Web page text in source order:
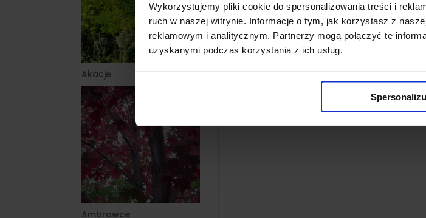
Wykorzystujemy pliki cookie do spersonalizowania treści i
ruch w naszej witrynie. Informacje o tym, jak korzystasz z
reklamowym i analitycznym. Partnerzy mogą połączyć te
uzyskanymi podczas korzystania z ich usług.
Akacje
Ambrowce